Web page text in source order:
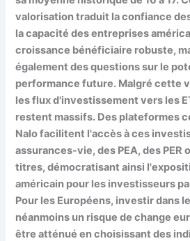
valorisation traduit la confiance
la capacité des entreprises
croissance bénéficiaire robuste,
également des questions sur le
performance future. Malgré cette
les flux d'investissement vers les
restent massifs. Des plateformes
Nalo facilitent l'accès à ces
assurances-vie, des PEA, des PER
titres, démocratisant ainsi
américain pour les investisseurs
Pour les Européens, investir dans
néanmoins un risque de change
être atténué en choisissant des